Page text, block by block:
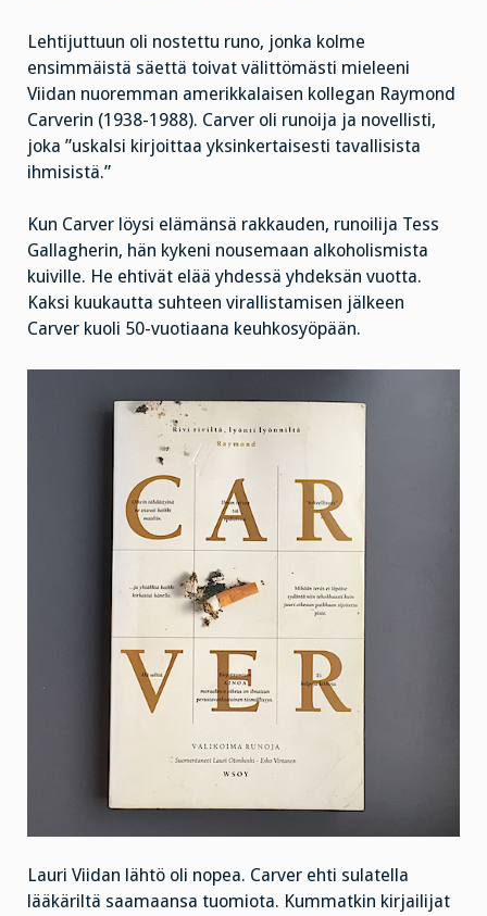
Lehtijuttuun oli nostettu runo, jonka kolme
ensimmäistä säettä toivat välittömästi mieleeni
Viidan nuoremman amerikkalaisen kollegan Raymond
Carverin (1938-1988). Carver oli runoija ja novellisti,
joka ”uskalsi kirjoittaa yksinkertaisesti tavallisista
ihmisistä.”
Kun Carver löysi elämänsä rakkauden, runoilija Tess
Gallagherin, hän kykeni nousemaan alkoholismista
kuiville. He ehtivät elää yhdessä yhdeksän vuotta.
Kaksi kuukautta suhteen virallistamisen jälkeen
Carver kuoli 50-vuotiaana keuhkosyöpään.
Lauri Viidan lähtö oli nopea. Carver ehti sulatella
lääkäriltä saamaansa tuomiota. Kummatkin kirjailijat